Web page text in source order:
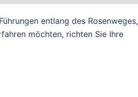
entlang des Rosenweges,
möchten, richten Sie Ihre